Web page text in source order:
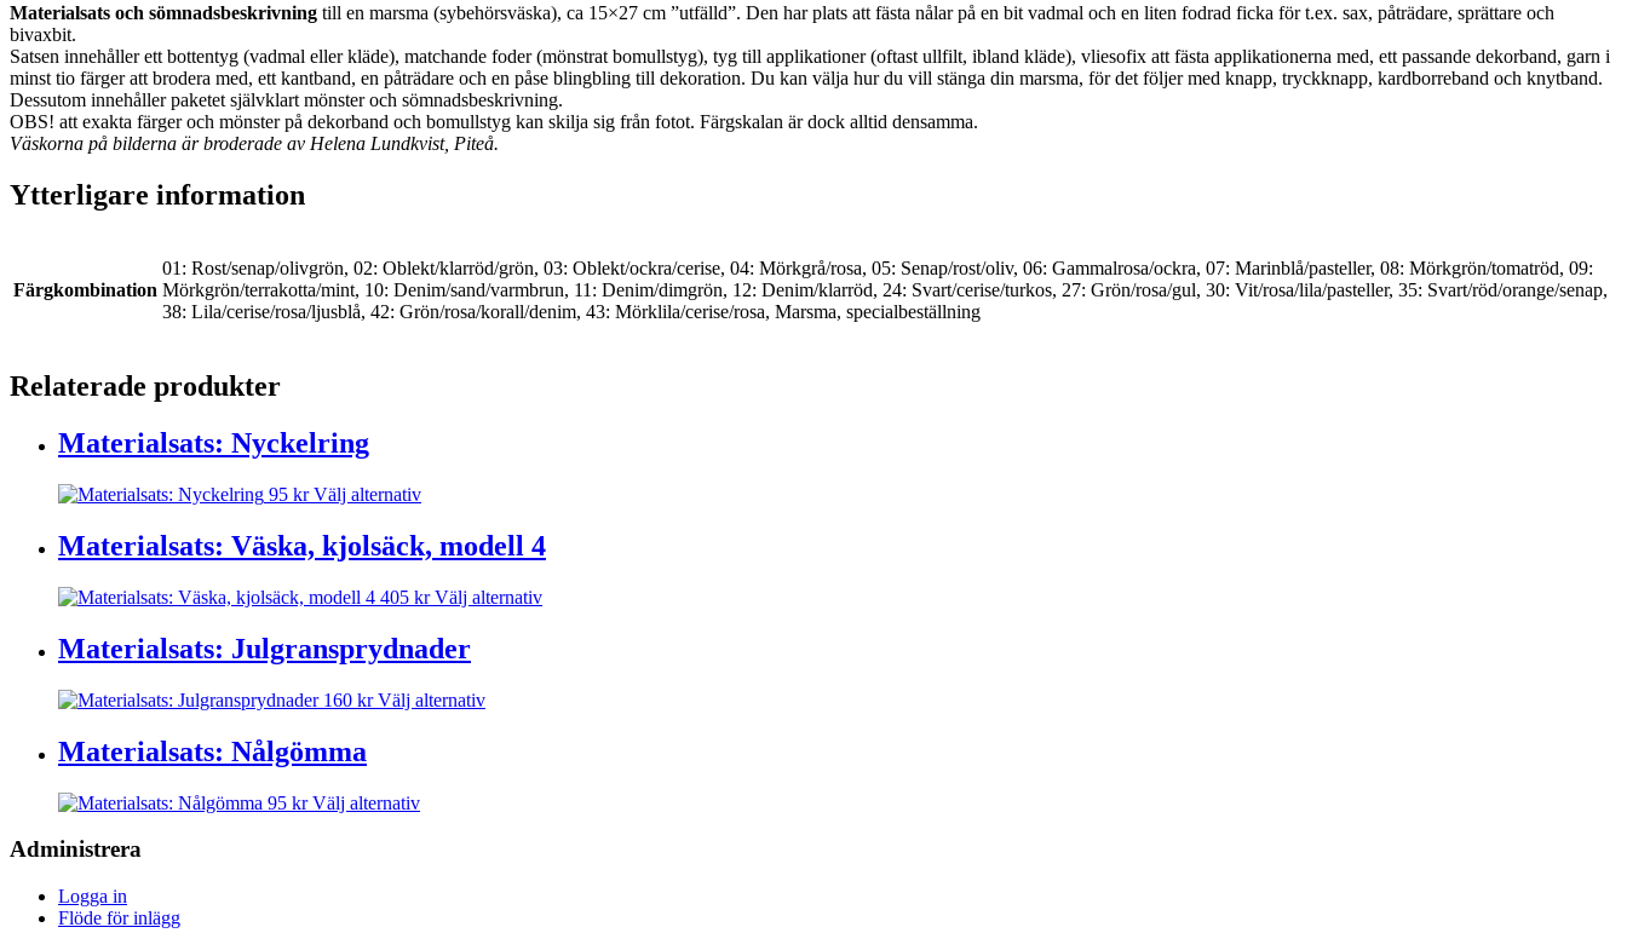
Materialsats och sömnadsbeskrivning till en marsma (sybehörsväska), ca 15×27 cm ”utfälld”. Den har plats att fästa nålar på en bit vadmal och en liten fodrad ficka för t.ex. sax, påträdare, sprättare och
bivaxbit.
Satsen innehåller ett bottentyg (vadmal eller kläde), matchande foder (mönstrat bomullstyg), tyg till applikationer (oftast ullfilt, ibland kläde), vliesofix att fästa applikationerna med, ett passande dekorband, garn i
minst tio färger att brodera med, ett kantband, en påträdare och en påse blingbling till dekoration. Du kan välja hur du vill stänga din marsma, för det följer med knapp, tryckknapp, kardborreband och knytband.
Dessutom innehåller paketet självklart mönster och sömnadsbeskrivning.
OBS! att exakta färger och mönster på dekorband och bomullstyg kan skilja sig från fotot. Färgskalan är dock alltid densamma.
Väskorna på bilderna är broderade av Helena Lundkvist, Piteå.
Ytterligare information
Färgkombination
01: Rost/senap/olivgrön, 02: Oblekt/klarröd/grön, 03: Oblekt/ockra/cerise, 04: Mörkgrå/rosa, 05: Senap/rost/oliv, 06: Gammalrosa/ockra, 07: Marinblå/pasteller, 08: Mörkgrön/tomatröd, 09:
Mörkgrön/terrakotta/mint, 10: Denim/sand/varmbrun, 11: Denim/dimgrön, 12: Denim/klarröd, 24: Svart/cerise/turkos, 27: Grön/rosa/gul, 30: Vit/rosa/lila/pasteller, 35: Svart/röd/orange/senap,
38: Lila/cerise/rosa/ljusblå, 42: Grön/rosa/korall/denim, 43: Mörklila/cerise/rosa, Marsma, specialbeställning
Relaterade produkter
Materialsats: Nyckelring
95 kr Välj alternativDen
produkten
har
varianter.
olika
alternativen
kan
väljas
Materialsats: Väska, kjolsäck, modell 4
405 kr Välj alternativDen
Materialsats: Julgransprydnader
160 kr Välj alternativDen
Materialsats: Nålgömma
95 kr Välj alternativDen
Administrera
Logga in
Flöde för inlägg